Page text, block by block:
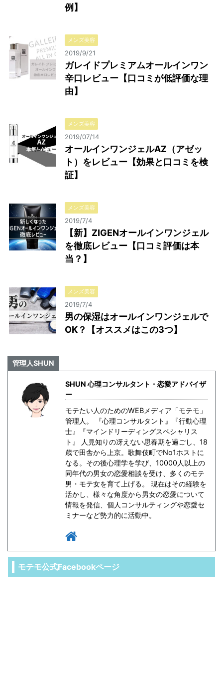
例】
メンズ美容
2019/9/21
ガレイドプレミアムオールインワン
辛口レビュー【口コミが低評価な理
由】
メンズ美容
2019/07/14
オールインワンジェルAZ（アゼッ
ト）をレビュー【効果と口コミを検
証】
メンズ美容
2019/7/4
【新】ZIGENオールインワンジェル
を徹底レビュー【口コミ評価は本
当？】
メンズ美容
2019/7/4
男の保湿はオールインワンジェルで
OK？【オススメはこの3つ】
管理人SHUN
SHUN 心理コンサルタント・恋愛アドバイザ
ー
モテたい人のためのWEBメディア「モテモ」
管理人。 『心理コンサルタント』『行動心理
士』『マインドリーディングスペシャリス
ト』 人見知りの冴えない思春期を過ごし、18
歳で田舎から上京。歌舞伎町でNo1ホストに
なる。その後心理学を学び、10000人以上の
同年代の男女の恋愛相談を受け、多くのモテ
男・モテ女を育て上げる。 現在はその経験を
活かし、様々な角度から男女の恋愛について
情報を発信、個人コンサルティングや恋愛セ
ミナーなど勢力的に活動中。
モテモ公式Facebookページ